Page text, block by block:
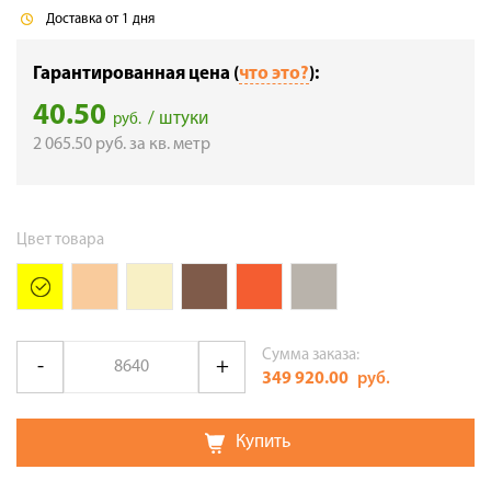
Доставка от 1 дня
Гарантированная цена (что это?):
40.50 руб. / штуки
2 065.50 руб.за кв. метр
Цвет товара
Сумма заказа:
349 920.00 руб.
Купить